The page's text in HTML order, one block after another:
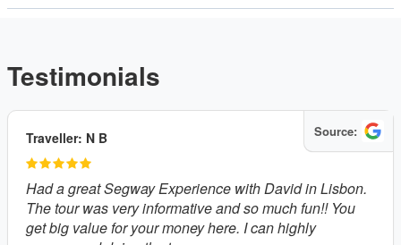
Testimonials
Traveller: N B Source:
Had a great Segway Experience with David in Lisbon.
The tour was very informative and so much fun!! You
get big value for your money here. I can highly